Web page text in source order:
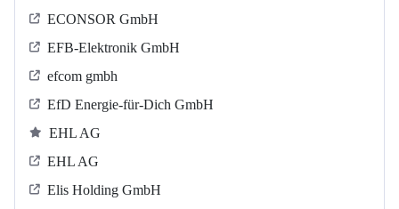
ECONSOR GmbH
EFB-Elektronik GmbH
efcom gmbh
EfD Energie-für-Dich GmbH
EHL AG
EHL AG
Elis Holding GmbH